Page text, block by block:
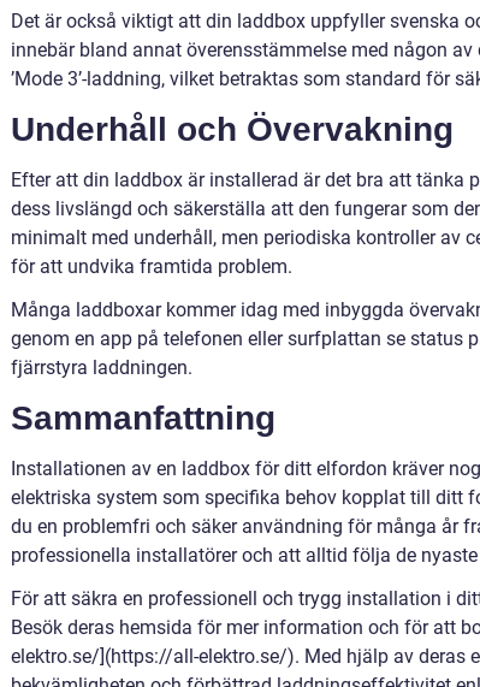
Det är också viktigt att din laddbox uppfyller svenska
innebär bland annat överensstämmelse med någon
’Mode 3’-laddning, vilket betraktas som standard för
Underhåll och Övervakning
Efter att din laddbox är installerad är det bra att tänka
dess livslängd och säkerställa att den fungerar som
minimalt med underhåll, men periodiska kontroller av
för att undvika framtida problem.
Många laddboxar kommer idag med inbyggda
genom en app på telefonen eller surfplattan se status
fjärrstyra laddningen.
Sammanfattning
Installationen av en laddbox för ditt elfordon kräver
elektriska system som specifika behov kopplat till ditt
du en problemfri och säker användning för många år
professionella installatörer och att alltid följa de
För att säkra en professionell och trygg installation i
Besök deras hemsida för mer information och för att
elektro.se/](https://all-elektro.se/). Med hjälp av deras